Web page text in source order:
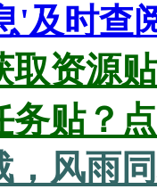
'及时查
取资源
务贴？
，风雨